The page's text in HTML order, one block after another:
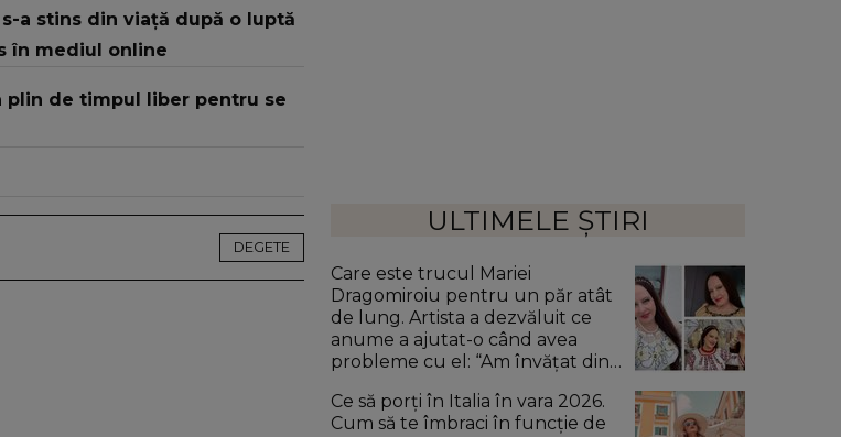
a stins din viață după o luptă
în mediul online
plin de timpul liber pentru se
DEGETE
ULTIMELE ȘTIRI
Care este trucul Mariei
Dragomiroiu pentru un păr atât
de lung. Artista a dezvăluit ce
anume a ajutat-o când avea
probleme cu el: “Am învățat din
Ce să porți în Italia în vara 2026.
Cum să te îmbraci în funcție de